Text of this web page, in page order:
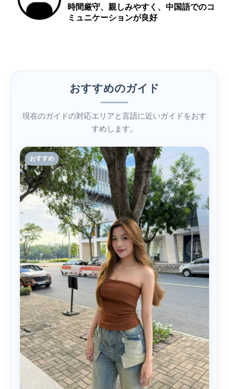
時間厳守、親しみやすく、中国語でのコ
ミュニケーションが良好
おすすめのガイド
現在のガイドの対応エリアと言語に近いガイドをおす
すめします。
おすすめ